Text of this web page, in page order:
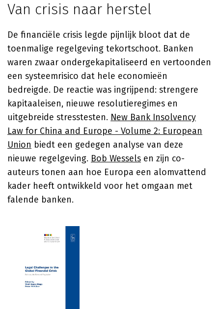
Van crisis naar herstel
De financiële crisis legde pijnlijk bloot dat de
toenmalige regelgeving tekortschoot. Banken
waren zwaar ondergekapitaliseerd en vertoonden
een systeemrisico dat hele economieën
bedreigde. De reactie was ingrijpend: strengere
kapitaaleisen, nieuwe resolutieregimes en
uitgebreide stresstesten. New Bank Insolvency
Law for China and Europe - Volume 2: European
Union biedt een gedegen analyse van deze
nieuwe regelgeving. Bob Wessels en zijn co-
auteurs tonen aan hoe Europa een alomvattend
kader heeft ontwikkeld voor het omgaan met
falende banken.